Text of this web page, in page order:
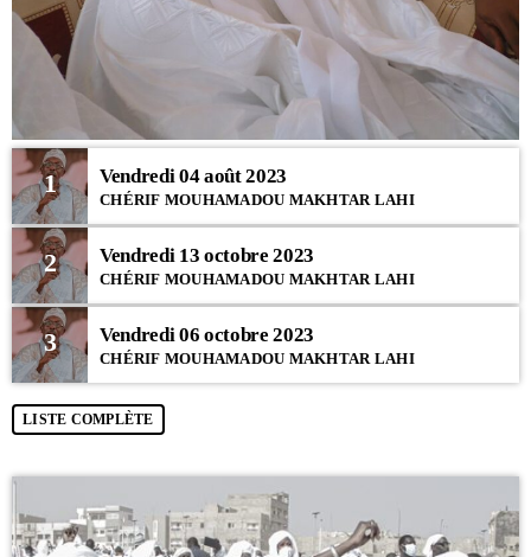
1 Vendredi 04 août 2023
CHÉRIF MOUHAMADOU MAKHTAR LAHI
2 Vendredi 13 octobre 2023
CHÉRIF MOUHAMADOU MAKHTAR LAHI
3 Vendredi 06 octobre 2023
CHÉRIF MOUHAMADOU MAKHTAR LAHI
LISTE COMPLÈTE